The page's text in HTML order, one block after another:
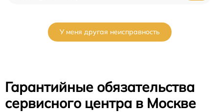
У меня другая неисправность
Гарантийные обязательства
сервисного центра в Москве